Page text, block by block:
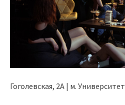
Гоголевская, 2А | м. Университет